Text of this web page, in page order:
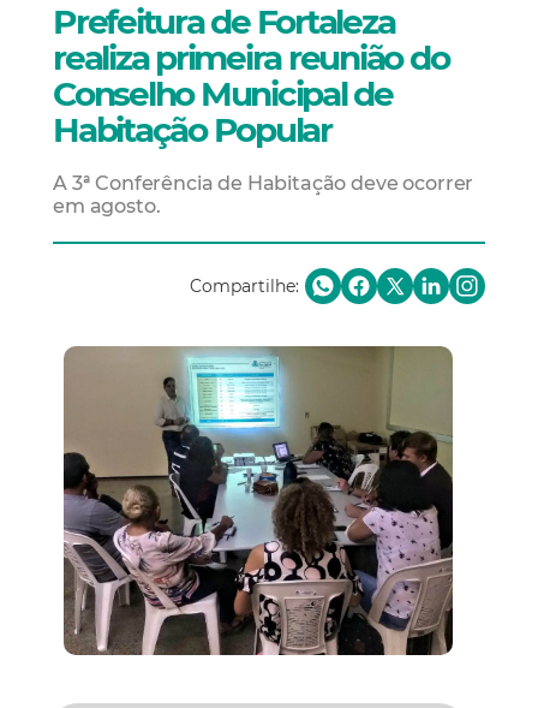
Prefeitura de Fortaleza
realiza primeira reunião do
Conselho Municipal de
Habitação Popular
A 3ª Conferência de Habitação deve ocorrer
em agosto.
Compartilhe: